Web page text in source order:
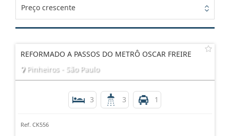
Preço crescente
REFORMADO A PASSOS DO METRÔ OSCAR FREIRE
Pinheiros - São Paulo
3 3 1
Ref. CK556